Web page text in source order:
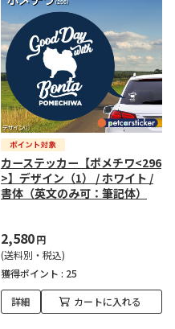
カーステッカー【ポメチワ<296
>】デザイン（1） / ホワイト /
書体（英文のみ可：筆記体）
2,580円
(送料別・税込)
獲得ポイント : 25
詳細 カートに入れる